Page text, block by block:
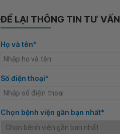
ĐỂ LẠI THÔNG TIN TƯ VẤN
Họ và tên*
Số điện thoại*
Chọn bệnh viện gần bạn nhất*